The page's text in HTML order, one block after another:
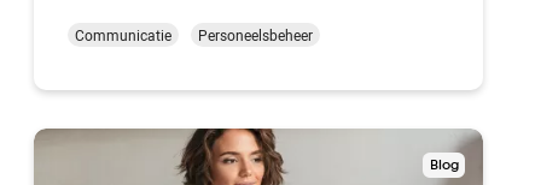
nieuwe richtlijn aan medewerkers mee te
schuilen echter heel wat juridische en
organisatoris…
Communicatie Personeelsbeheer
Blog